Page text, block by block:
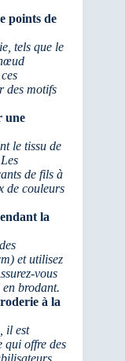
points de
tels que le
des motifs
une
le tissu de
de fils à
de couleurs
la
et utilisez
vous
brodant.
à la
il est
qui offre des